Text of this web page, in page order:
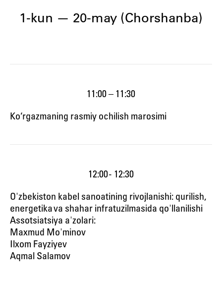
1-kun — 20-may (Chorshanba)
11:00 – 11:30
Ko‘rgazmaning rasmiy ochilish marosimi
12:00 - 12:30
O'zbekiston kabel sanoatining rivojlanishi: qurilish,
energetika va shahar infratuzilmasida qo'llanilishi
Assotsiatsiya a'zolari:
Maxmud Mo'minov
Ilxom Fayziyev
Aqmal Salamov